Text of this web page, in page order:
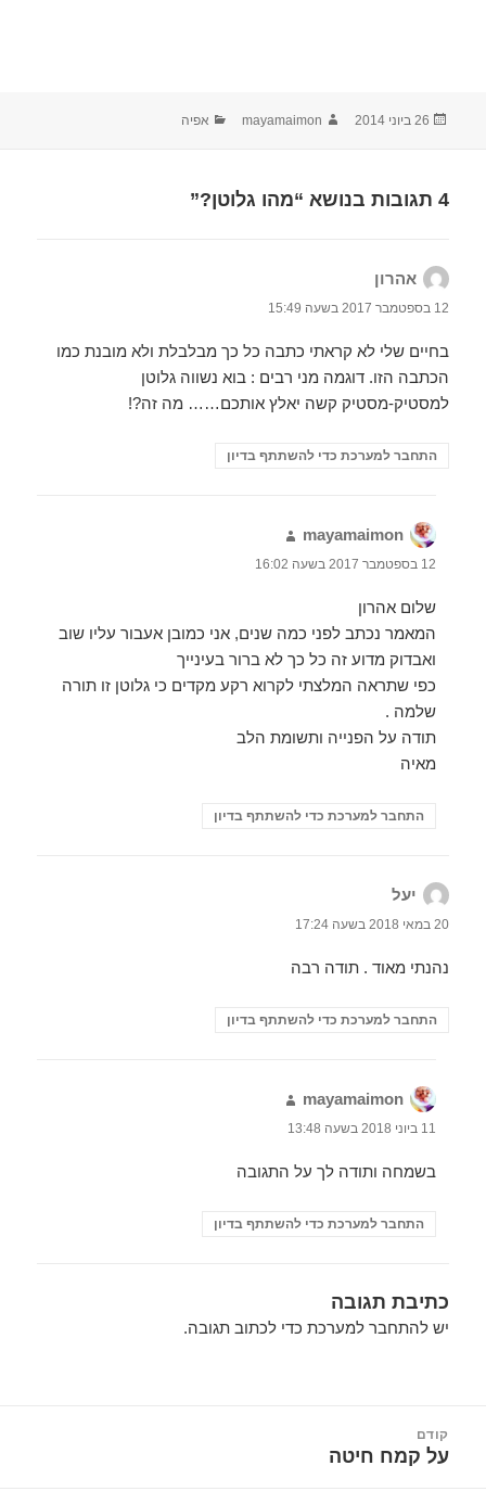
פורסם
26 ביוני 2014 מחבר
mayamaimon קטגוריות
אפיה
4 תגובות בנושא “מהו גלוטן?”
אהרון
12 בספטמבר 2017 בשעה 15:49
בחיים שלי לא קראתי כתבה כל כך מבלבלת ולא מובנת כמו
הכתבה הזו. דוגמה מני רבים : בוא נשווה גלוטן
למסטיק-מסטיק קשה יאלץ אותכם…… מה זה?!
התחבר למערכת כדי להשתתף בדיון
mayamaimon
12 בספטמבר 2017 בשעה 16:02
שלום אהרון
המאמר נכתב לפני כמה שנים, אני כמובן אעבור עליו שוב
ואבדוק מדוע זה כל כך לא ברור בעינייך
כפי שתראה המלצתי לקרוא רקע מקדים כי גלוטן זו תורה
שלמה .
תודה על הפנייה ותשומת הלב
מאיה
התחבר למערכת כדי להשתתף בדיון
יעל
20 במאי 2018 בשעה 17:24
נהנתי מאוד . תודה רבה
התחבר למערכת כדי להשתתף בדיון
mayamaimon
11 ביוני 2018 בשעה 13:48
בשמחה ותודה לך על התגובה
התחבר למערכת כדי להשתתף בדיון
כתיבת תגובה
ישלהתחבר למערכת כדי לכתוב תגובה.
קודם
הפוסט
על קמח חיטה